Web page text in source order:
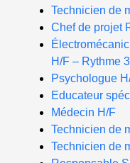
Technicien de
Chef de projet
H/F – Rythme
Psychologue
Educateur
Médecin H/F
Technicien de
Technicien de